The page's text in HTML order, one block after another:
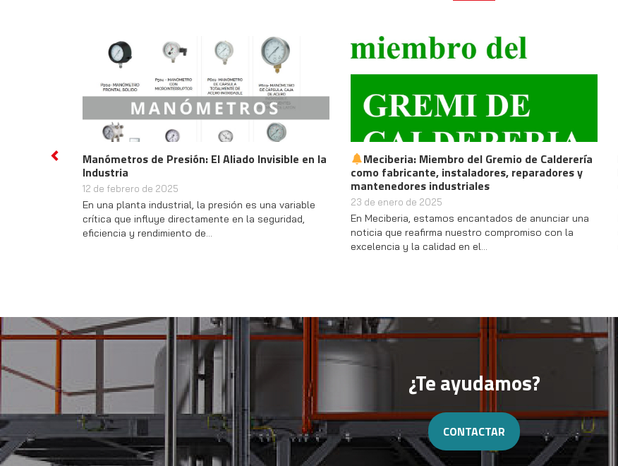
Manómetros de Presión: El Aliado Invisible en la
Industria
12 de febrero de 2025
En una planta industrial, la presión es una variable
crítica que influye directamente en la seguridad,
eficiencia y rendimiento de…
Meciberia: Miembro del Gremio de Calderería
como fabricante, instaladores, reparadores y
mantenedores industriales
23 de enero de 2025
En Meciberia, estamos encantados de anunciar una
noticia que reafirma nuestro compromiso con la
excelencia y la calidad en el…
Previous
¿Te ayudamos?
CONTACTAR